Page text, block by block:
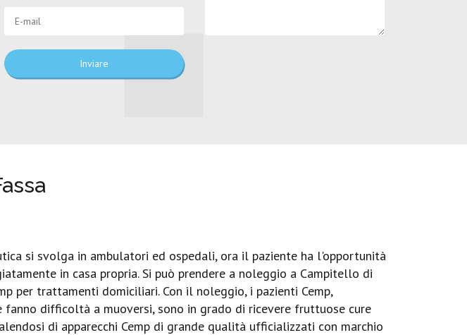
Inviare
si svolga in ambulatori ed ospedali, ora il paziente ha l'opportunità
in casa propria. Si può prendere a noleggio a Campitello di
per trattamenti domiciliari. Con il noleggio, i pazienti Cemp,
fanno difficoltà a muoversi, sono in grado di ricevere fruttuose cure
di apparecchi Cemp di grande qualità ufficializzati con marchio